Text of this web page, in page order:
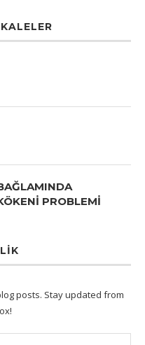
PROBLEMİ
posts. Stay updated from